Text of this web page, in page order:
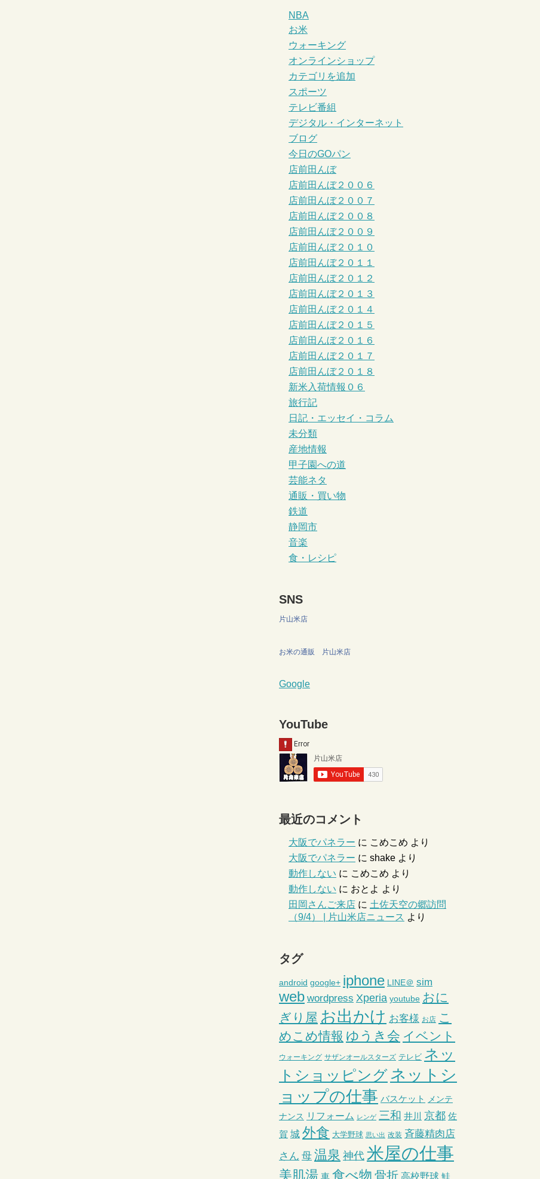
NBA
お米
ウォーキング
オンラインショップ
カテゴリを追加
スポーツ
テレビ番組
デジタル・インターネット
ブログ
今日のGOパン
店前田んぼ
店前田んぼ２００６
店前田んぼ２００７
店前田んぼ２００８
店前田んぼ２００９
店前田んぼ２０１０
店前田んぼ２０１１
店前田んぼ２０１２
店前田んぼ２０１３
店前田んぼ２０１４
店前田んぼ２０１５
店前田んぼ２０１６
店前田んぼ２０１７
店前田んぼ２０１８
新米入荷情報０６
旅行記
日記・エッセイ・コラム
未分類
産地情報
甲子園への道
芸能ネタ
通販・買い物
鉄道
静岡市
音楽
食・レシピ
SNS
片山米店
お米の通販 片山米店
Google
YouTube
最近のコメント
大阪でパネラー に こめこめ より
大阪でパネラー に shake より
動作しない に こめこめ より
動作しない に おとよ より
田岡さんご来店 に 土佐天空の郷訪問
（9/4） | 片山米店ニュース より
タグ
android google+ iphone LINE＠ sim
web wordpress Xperia youtube おに
ぎり屋 お出かけ お客様 お店 こ
めこめ情報 ゆうき会 イベント
ウォーキング サザンオールスターズ テレビ ネッ
トショッピングネットシ
ョップの仕事 バスケット
メンテ
ナンス リフォーム レンゲ 三和 井川 京都 佐
賀 城 外食 大学野球 思い出 改装 斉藤精肉店
さん 母 温泉 神代 米屋の仕事
美肌湯 車 食べ物 骨折 高校野球 鮭